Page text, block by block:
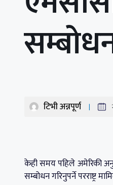
टिभी अन्नपूर्ण
केही समय पहिले अमेरिकी
सम्बोधन गरिनुपर्ने परराष्ट्र